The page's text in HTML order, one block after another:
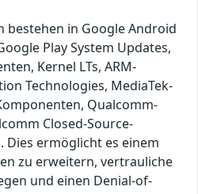
bestehen in Google Android
Play System Updates,
Kernel LTs, ARM-
Technologies, MediaTek-
Qualcomm-
Closed-Source-
Dies ermöglicht es einem
zu erweitern, vertrauliche
und einen Denial-of-